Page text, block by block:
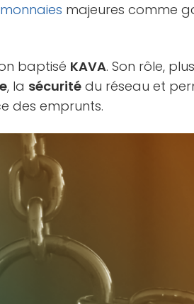
majeures comme
baptisé KAVA. Son rôle,
, la sécurité du réseau et
des emprunts.